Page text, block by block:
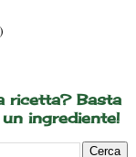
ricetta? Basta
ingrediente!